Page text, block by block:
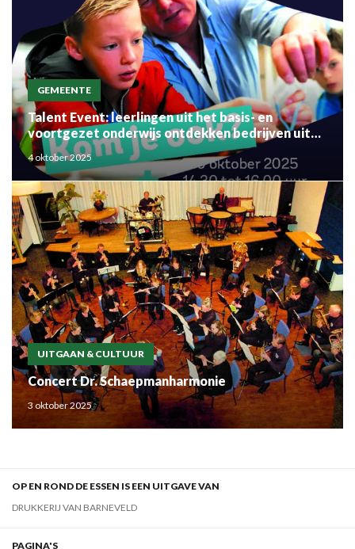
GEMEENTE
Talent Event: leerlingen uit het basis- en
voortgezet onderwijs ontdekken bedrijven uit
de regio
4 oktober 2025
UITGAAN & CULTUUR
Concert Dr. Schaepmanharmonie
3 oktober 2025
OP EN ROND DE ESSEN IS EEN UITGAVE VAN
DRUKKERIJ VAN BARNEVELD
PAGINA'S